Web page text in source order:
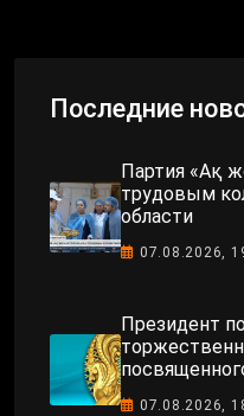
Последние
Партия «Ақ
трудовым
области
07.08.2026,
Президент
07.08.2026,